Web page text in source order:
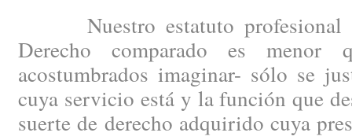
Nuestro estatuto profesional
Derecho comparado es menor
acostumbrados imaginar- sólo se
cuya servicio está y la función que
suerte de derecho adquirido cuya